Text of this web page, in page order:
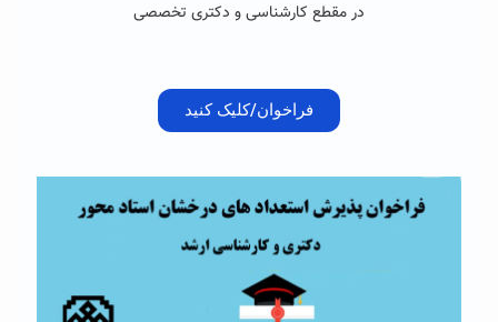
در مقطع کارشناسی و دکتری تخصصی
فراخوان/کلیک کنید